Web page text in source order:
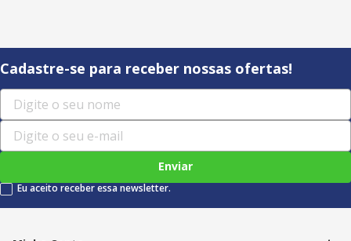
Cadastre-se para receber nossas ofertas!
Enviar
Eu aceito receber essa newsletter.